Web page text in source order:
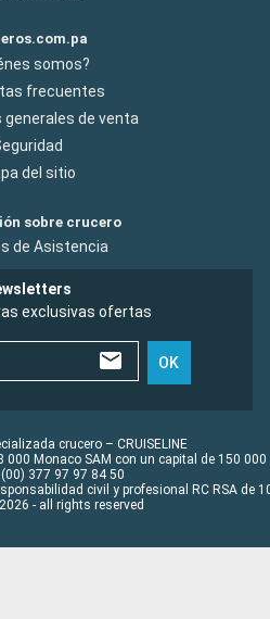
somos?
frecuentes
generales de venta
del sitio
sobre crucero
de Asistencia
exclusivas ofertas
OK
crucero – CRUISELINE
000 Monaco SAM con un capital de 150 000
377 97 97 84 50
civil y profesional RC RSA de
- all rights reserved